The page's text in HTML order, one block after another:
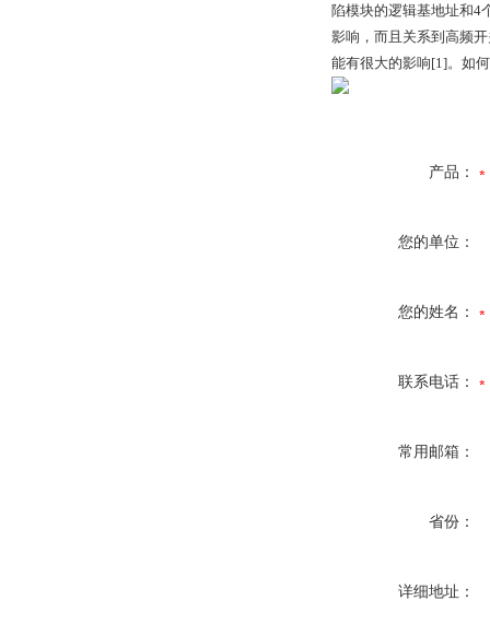
陷模块的逻辑基地址和4
影响，而且关系到高频
能有很大的影响[1]。如
产品：
您的单位：
您的姓名：
联系电话：
常用邮箱：
省份：
详细地址：